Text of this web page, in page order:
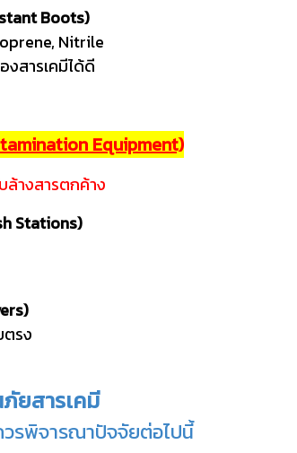
Boots)
Nitrile
สารเคมีได้ดี
Equipment)
างสารตกค้าง
Stations)
ตรง
ยสารเคมี
รพิจารณาปัจจัยต่อไปนี้